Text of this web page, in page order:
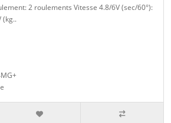
2 roulements Vitesse 4.8/6V (sec/60°):
(kg..